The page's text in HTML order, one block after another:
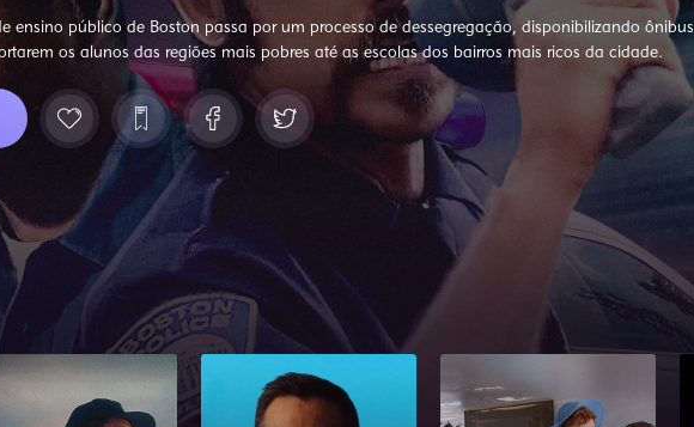
ensino público de Boston passa por um processo de dessegregação, disponibilizando ônibus
os alunos das regiões mais pobres até as escolas dos bairros mais ricos da cidade.